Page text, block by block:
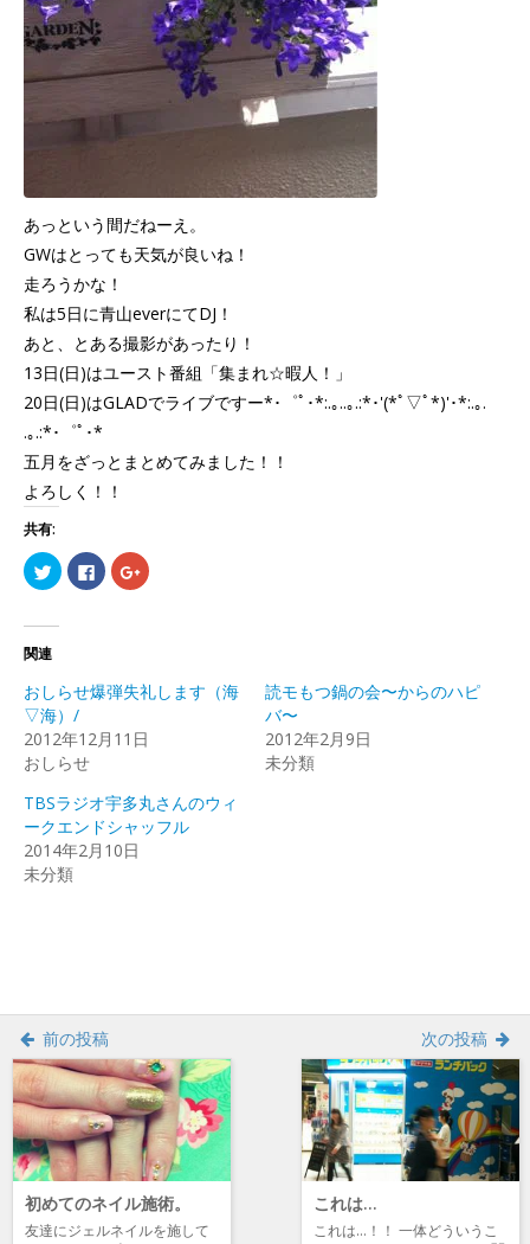
あっという間だねーえ。
GWはとっても天気が良いね！
走ろうかな！
私は5日に青山everにてDJ！
あと、とある撮影があったり！
13日(日)はユースト番組「集まれ☆暇人！」
20日(日)はGLADでライブですー*･゜ﾟ･*:.｡..｡.:*･'(*ﾟ▽ﾟ*)'･*:.｡.
.｡.:*･゜ﾟ･*
五月をざっとまとめてみました！！
よろしく！！
共有:
ク
リ
し
共
有
(新
し
い
ウ
ィ
ド
ウ
で
開
き
ま
す)
Facebook
で
ク
リ
し
て
さ
い
(新
し
い
ウ
ク
リ
共
有
い
ウ
ド
ウ
で
開
関連
おしらせ爆弾失礼します（海
▽海）/
2012年12月11日
おしらせ
読モもつ鍋の会〜からのハピ
バ〜
2012年2月9日
未分類
TBSラジオ宇多丸さんのウィ
ークエンドシャッフル
2014年2月10日
未分類
前の投稿
初めてのネイル施術。
友達にジェルネイルを施して
次の投稿
これは…
これは…！！ 一体どういうこ